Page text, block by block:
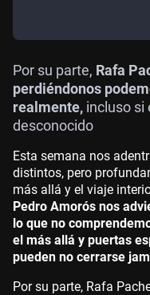
Por su parte, Rafa
perdiéndonos
realmente, incluso si
desconocido
Esta semana nos
distintos, pero
más allá y el viaje
Pedro Amorós nos
lo que no
el más allá y puertas
pueden no cerrarse
Por su parte, Rafa